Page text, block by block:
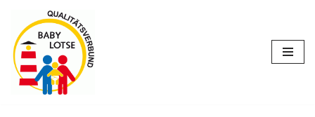
Zum
Inhalt
springen